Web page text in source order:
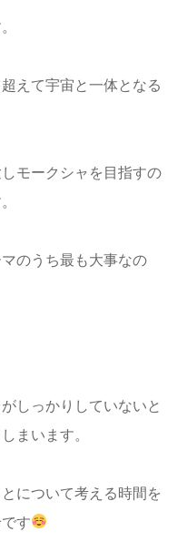
えて宇宙と一体となる
モークシャを目指すの
のうち最も大事なの
しっかりしていないと
まいます。
について考える時間を
す